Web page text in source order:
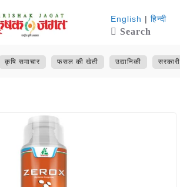
English | हिन्दी
Search
कृषि समाचार फसल की खेती उद्यानिकी